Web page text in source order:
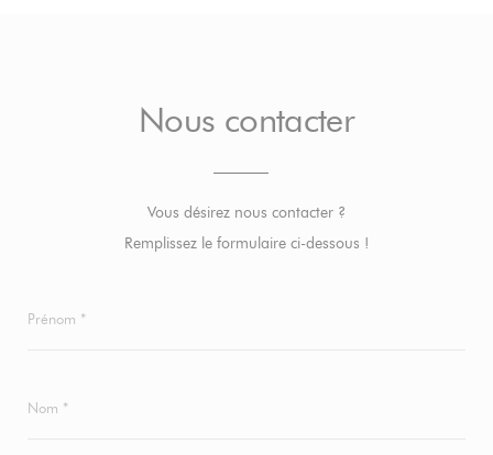
Nous contacter
Vous désirez nous contacter ?
Remplissez le formulaire ci-dessous !